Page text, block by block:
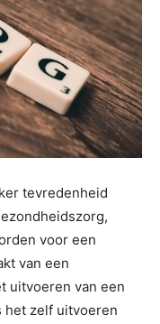
tevredenheid
voor een
van een
uitvoeren van een
het zelf uitvoeren